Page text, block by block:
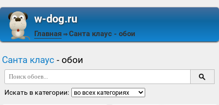
w-dog.ru
Главная ⇒ Санта клаус - обои
Санта клаус - обои
Искать в категории: